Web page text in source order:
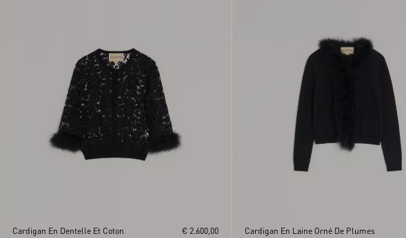
Cardigan En Dentelle Et Coton € 2.600,00 Cardigan En Laine Orné De Plumes